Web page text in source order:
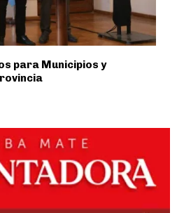
para Municipios y